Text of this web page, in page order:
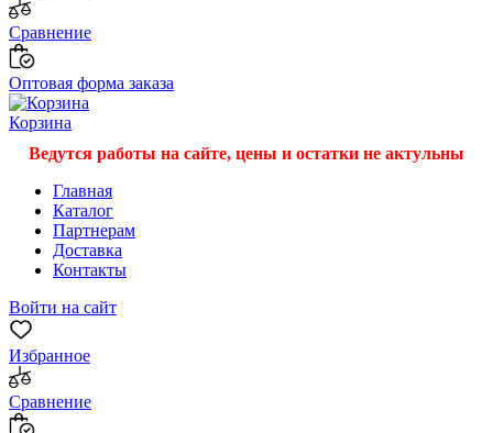
Сравнение
Оптовая форма заказа
Корзина
Ведутся работы на сайте, цены и остатки не актульны
Главная
Каталог
Партнерам
Доставка
Контакты
Войти на сайт
Избранное
Сравнение